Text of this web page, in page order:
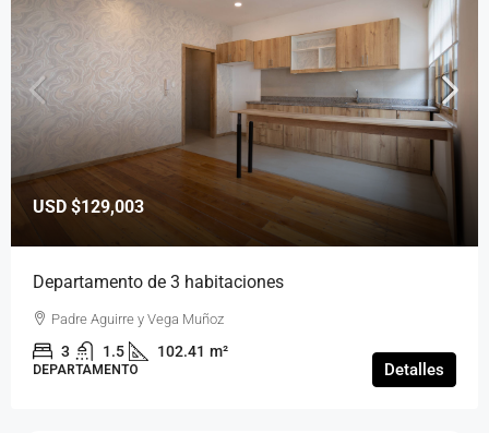
USD $129,003
Departamento de 3 habitaciones
Padre Aguirre y Vega Muñoz
3 1.5 102.41 m²
DEPARTAMENTO Detalles